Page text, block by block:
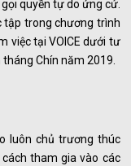
quyền tự do ứng cử.
tập trong chương trình
việc tại VOICE dưới tư
Chín năm 2019.
luôn chủ trương thúc
tham gia vào các